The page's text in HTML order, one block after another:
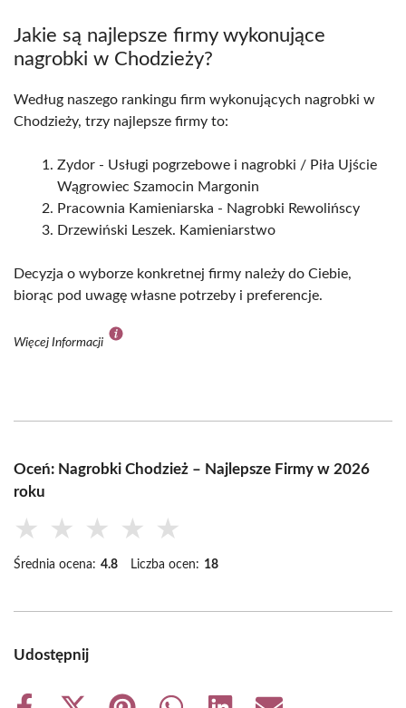
Jakie są najlepsze firmy wykonujące
nagrobki w Chodzieży?
Według naszego rankingu firm wykonujących nagrobki w
Chodzieży, trzy najlepsze firmy to:
Zydor - Usługi pogrzebowe i nagrobki / Piła Ujście
Wągrowiec Szamocin Margonin
Pracownia Kamieniarska - Nagrobki Rewolińscy
Drzewiński Leszek. Kamieniarstwo
Decyzja o wyborze konkretnej firmy należy do Ciebie,
biorąc pod uwagę własne potrzeby i preferencje.
Więcej Informacji
Oceń: Nagrobki Chodzież – Najlepsze Firmy w 2026
roku
★ ★ ★ ★ ★
Średnia ocena: 4.8 Liczba ocen: 18
Udostępnij